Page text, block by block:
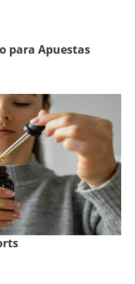
para Apuestas